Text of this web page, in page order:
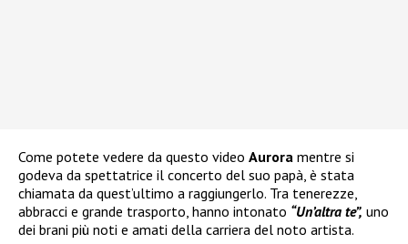
Come potete vedere da questo video Aurora mentre si
godeva da spettatrice il concerto del suo papà, è stata
chiamata da quest’ultimo a raggiungerlo. Tra tenerezze,
abbracci e grande trasporto, hanno intonato “Un’altra te”, uno
dei brani più noti e amati della carriera del noto artista.